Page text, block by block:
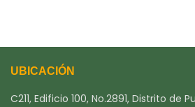
UBICACIÓN
C211, Edificio 100, No.2891, Distrito de